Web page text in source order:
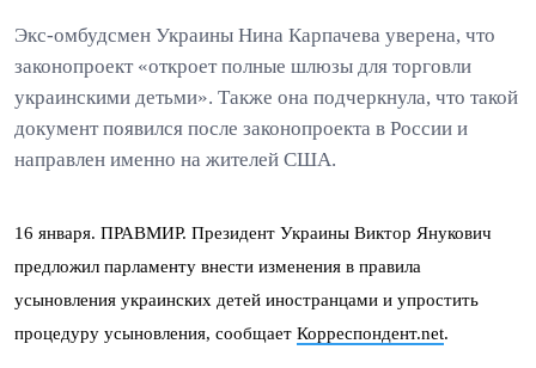
Экс-омбудсмен Украины Нина Карпачева уверена, что
законопроект «откроет полные шлюзы для торговли
украинскими детьми». Также она подчеркнула, что такой
документ появился после законопроекта в России и
направлен именно на жителей США.
16 января. ПРАВМИР. Президент Украины Виктор Янукович
предложил парламенту внести изменения в правила
усыновления украинских детей иностранцами и упростить
процедуру усыновления, сообщает Корреспондент.net.